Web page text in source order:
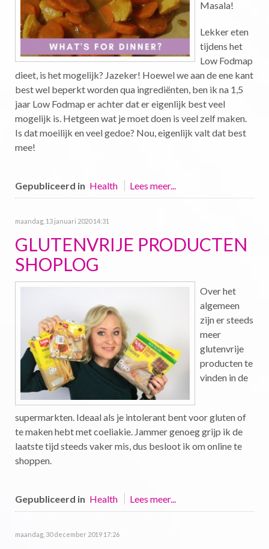
Masala!
Lekker eten
tijdens het
Low Fodmap
dieet, is het mogelijk? Jazeker! Hoewel we aan de ene kant
best wel beperkt worden qua ingrediënten, ben ik na 1,5
jaar Low Fodmap er achter dat er eigenlijk best veel
mogelijk is. Hetgeen wat je moet doen is veel zelf maken.
Is dat moeilijk en veel gedoe? Nou, eigenlijk valt dat best
mee!
Gepubliceerd in Health Lees meer...
maandag, 13 januari 2020 14:31
GLUTENVRIJE PRODUCTEN
SHOPLOG
Over het
algemeen
zijn er steeds
meer
glutenvrije
producten te
vinden in de
supermarkten. Ideaal als je intolerant bent voor gluten of
te maken hebt met coeliakie. Jammer genoeg grijp ik de
laatste tijd steeds vaker mis, dus besloot ik om online te
shoppen.
Gepubliceerd in Health Lees meer...
maandag, 30 december 2019 17:26